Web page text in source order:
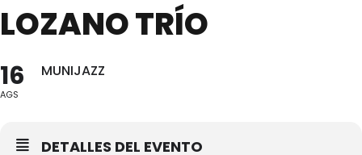
LOZANO TRÍO
16
AGS
MUNIJAZZ
DETALLES DEL EVENTO